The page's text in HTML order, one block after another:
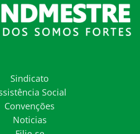
Sindicato
Social
Convenções
Noticias